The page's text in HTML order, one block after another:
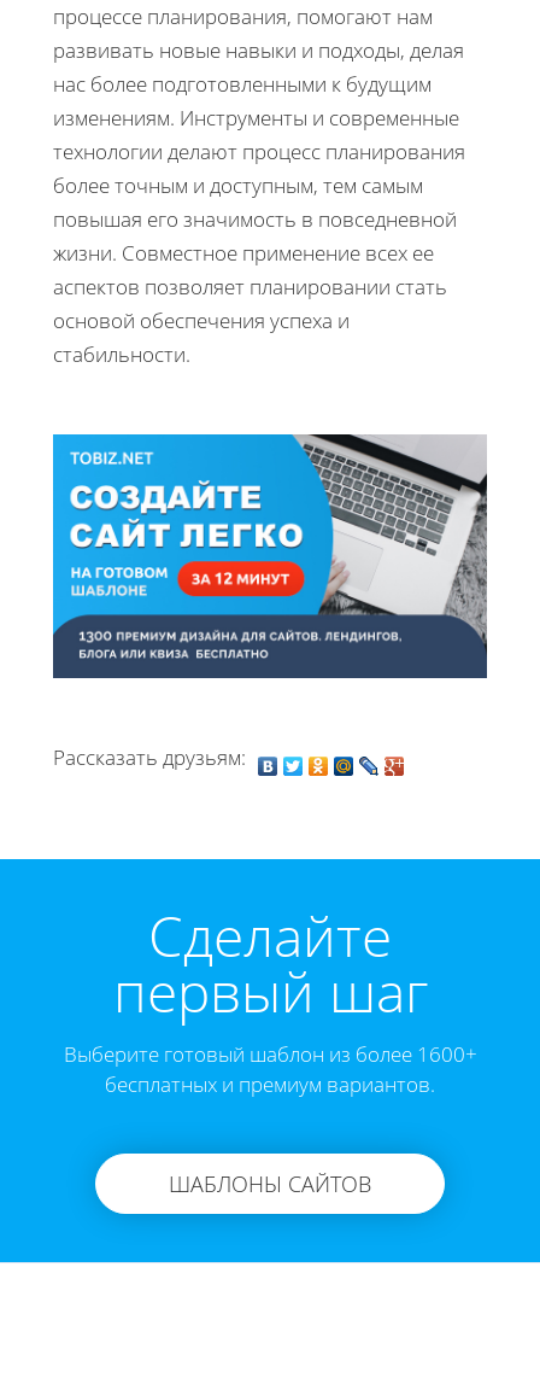
процессе планирования, помогают нам
развивать новые навыки и подходы, делая
нас более подготовленными к будущим
изменениям. Инструменты и современные
технологии делают процесс планирования
более точным и доступным, тем самым
повышая его значимость в повседневной
жизни. Совместное применение всех ее
аспектов позволяет планировании стать
основой обеспечения успеха и
стабильности.
Рассказать друзьям:
Cделайте
первый шаг
Выберите готовый шаблон из более 1600+
бесплатных и премиум вариантов.
ШАБЛОНЫ САЙТОВ